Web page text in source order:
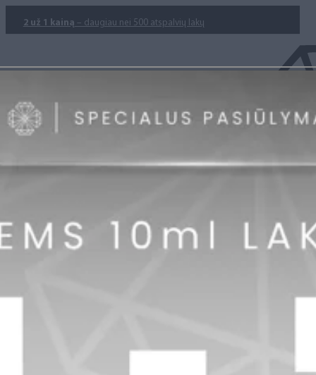
2 už 1 kainą – daugiau nei 500 atspalvių lakų